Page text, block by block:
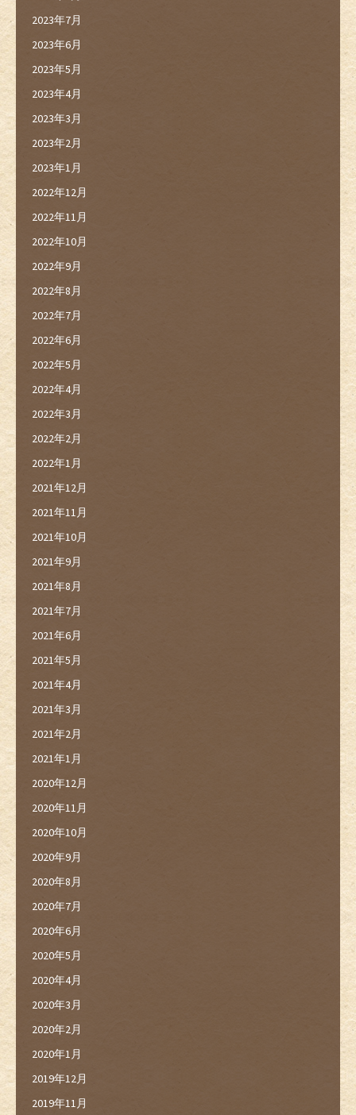
2023年7月
2023年6月
2023年5月
2023年4月
2023年3月
2023年2月
2023年1月
2022年12月
2022年11月
2022年10月
2022年9月
2022年8月
2022年7月
2022年6月
2022年5月
2022年4月
2022年3月
2022年2月
2022年1月
2021年12月
2021年11月
2021年10月
2021年9月
2021年8月
2021年7月
2021年6月
2021年5月
2021年4月
2021年3月
2021年2月
2021年1月
2020年12月
2020年11月
2020年10月
2020年9月
2020年8月
2020年7月
2020年6月
2020年5月
2020年4月
2020年3月
2020年2月
2020年1月
2019年12月
2019年11月